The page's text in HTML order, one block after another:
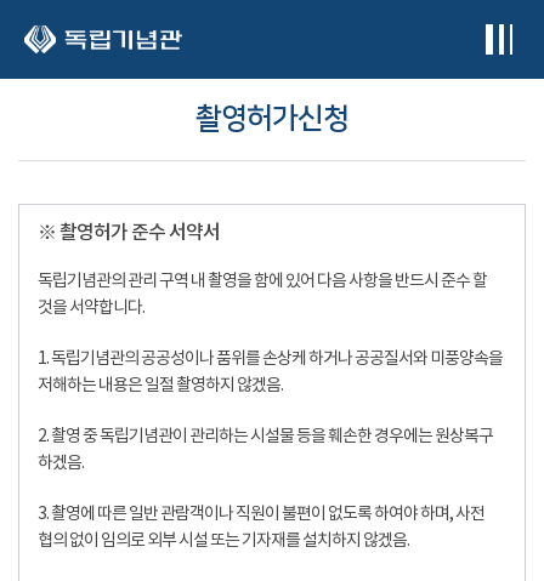
촬영허가신청
※ 촬영허가 준수 서약서
독립기념관의 관리 구역 내 촬영을 함에 있어 다음 사항을 반드시 준수 할
것을 서약합니다.
1. 독립기념관의 공공성이나 품위를 손상케 하거나 공공질서와 미풍양속을
저해하는 내용은 일절 촬영하지 않겠음.
2. 촬영 중 독립기념관이 관리하는 시설물 등을 훼손한 경우에는 원상복구
하겠음.
3. 촬영에 따른 일반 관람객이나 직원이 불편이 없도록 하여야 하며, 사전
협의 없이 임의로 외부 시설 또는 기자재를 설치하지 않겠음.